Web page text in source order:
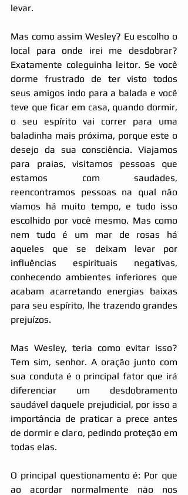
levar.
Mas como assim Wesley? Eu escolho o
local para onde irei me desdobrar?
Exatamente coleguinha leitor. Se você
dorme frustrado de ter visto todos
seus amigos indo para a balada e você
teve que ficar em casa, quando dormir,
o seu espírito vai correr para uma
baladinha mais próxima, porque este o
desejo da sua consciência. Viajamos
para praias, visitamos pessoas que
estamos com saudades,
reencontramos pessoas na qual não
víamos há muito tempo, e tudo isso
escolhido por você mesmo. Mas como
nem tudo é um mar de rosas há
aqueles que se deixam levar por
influências espirituais negativas,
conhecendo ambientes inferiores que
acabam acarretando energias baixas
para seu espírito, lhe trazendo grandes
prejuízos.
Mas Wesley, teria como evitar isso?
Tem sim, senhor. A oração junto com
sua conduta é o principal fator que irá
diferenciar um desdobramento
saudável daquele prejudicial, por isso a
importância de praticar a prece antes
de dormir e claro, pedindo proteção em
todas elas.
O principal questionamento é: Por que
ao acordar normalmente não nos